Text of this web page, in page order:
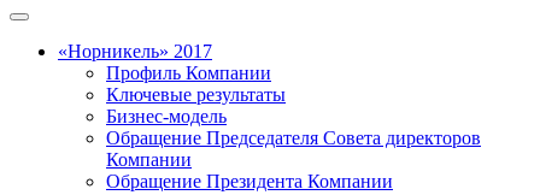
«Норникель» 2017
Профиль Компании
Ключевые результаты
Бизнес-модель
Обращение Председателя Совета директоров
Компании
Обращение Президента Компании